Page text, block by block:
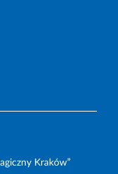
Kraków”